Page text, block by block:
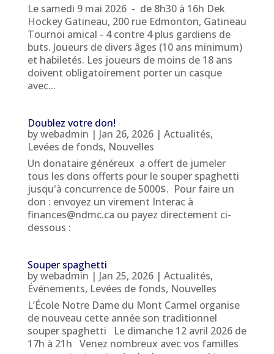
Le samedi 9 mai 2026 - de 8h30 à 16h Dek
Hockey Gatineau, 200 rue Edmonton, Gatineau
Tournoi amical - 4 contre 4 plus gardiens de
buts. Joueurs de divers âges (10 ans minimum)
et habiletés. Les joueurs de moins de 18 ans
doivent obligatoirement porter un casque
avec...
Doublez votre don!
bywebadmin | Jan 26, 2026| Actualités,
Levées de fonds, Nouvelles
Un donataire généreux a offert de jumeler
tous les dons offerts pour le souper spaghetti
jusqu'à concurrence de 5000$. Pour faire un
don : envoyez un virement Interac à
finances@ndmc.ca ou payez directement ci-
dessous :
Souper spaghetti
bywebadmin | Jan 25, 2026| Actualités,
Événements, Levées de fonds, Nouvelles
L’École Notre Dame du Mont Carmel organise
de nouveau cette année son traditionnel
souper spaghetti Le dimanche 12 avril 2026 de
17h à 21h Venez nombreux avec vos familles